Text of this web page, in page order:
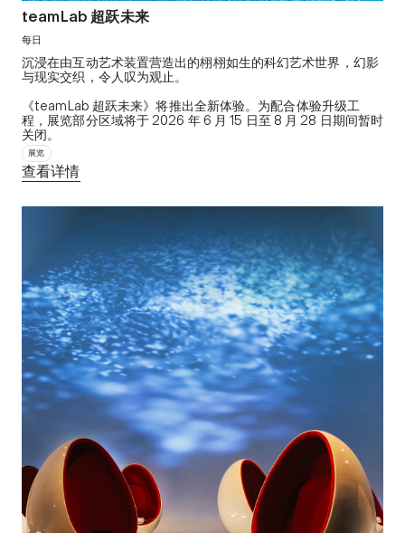
teamLab 超跃未来
每日
沉浸在由互动艺术装置营造出的栩栩如生的科幻艺术世界，幻影
与现实交织，令人叹为观止。
《teamLab 超跃未来》将推出全新体验。为配合体验升级工
程，展览部分区域将于 2026 年 6 月 15 日至 8 月 28 日期间暂时
关闭。
展览
查看详情